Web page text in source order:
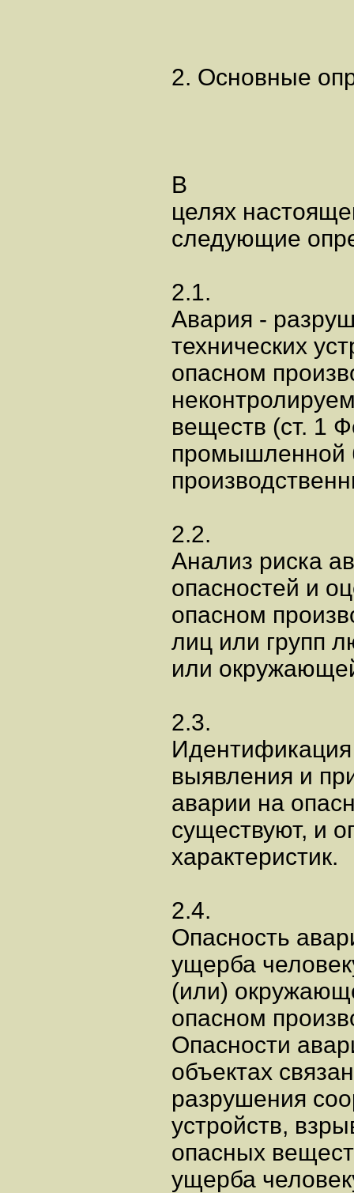
2. Основные
В
целях
следующие
2.1.
Авария -
технических
опасном
веществ (ст. 1
промышленной
2.2.
Анализ риска
опасностей и
опасном
лиц или групп
или
2.3.
Идентификация
выявления и
аварии на
существуют, и
характеристик.
2.4.
Опасность
ущерба
(или)
опасном
Опасности
объектах
разрушения
устройств,
опасных
ущерба